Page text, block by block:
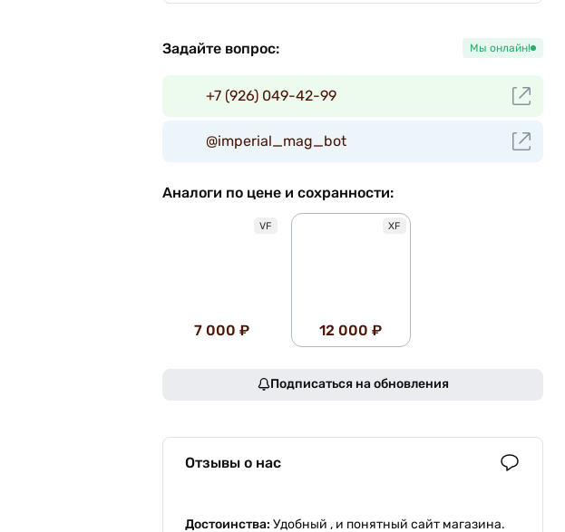
Задайте вопрос: Мы онлайн!
+7 (926) 049-42-99
@imperial_mag_bot
Аналоги по цене и сохранности:
VF
7 000 ₽
XF
12 000 ₽
Подписаться на обновления
Отзывы о нас
Достоинства: Удобный , и понятный сайт магазина.